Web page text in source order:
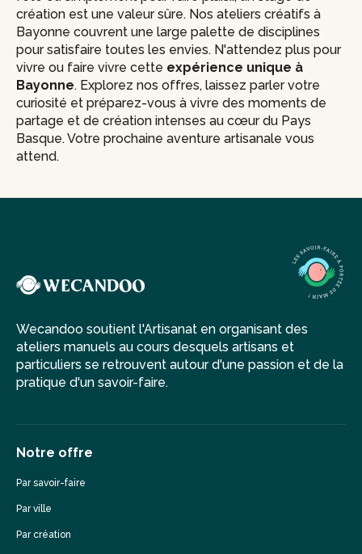
création est une valeur sûre. Nos ateliers créatifs à
Bayonne couvrent une large palette de disciplines
pour satisfaire toutes les envies. N'attendez plus pour
vivre ou faire vivre cette expérience unique à
Bayonne. Explorez nos offres, laissez parler votre
curiosité et préparez-vous à vivre des moments de
partage et de création intenses au cœur du Pays
Basque. Votre prochaine aventure artisanale vous
attend.
Wecandoo soutient l'Artisanat en organisant des
ateliers manuels au cours desquels artisans et
particuliers se retrouvent autour d'une passion et de la
pratique d'un savoir-faire.
Notre offre
Par savoir-faire
Par ville
Par création